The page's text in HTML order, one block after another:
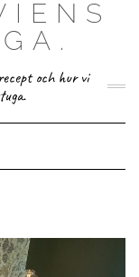
och hur vi